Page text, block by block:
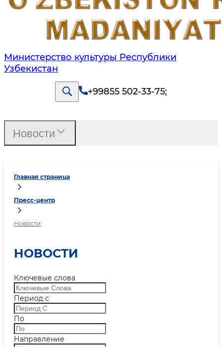
Министерство культуры Республики
Узбекистан
+99855 502-33-75;
Главная страница
Пресс-центр
Новости
НОВОСТИ
Ключевые слова
Период с
По
Направление
Новости